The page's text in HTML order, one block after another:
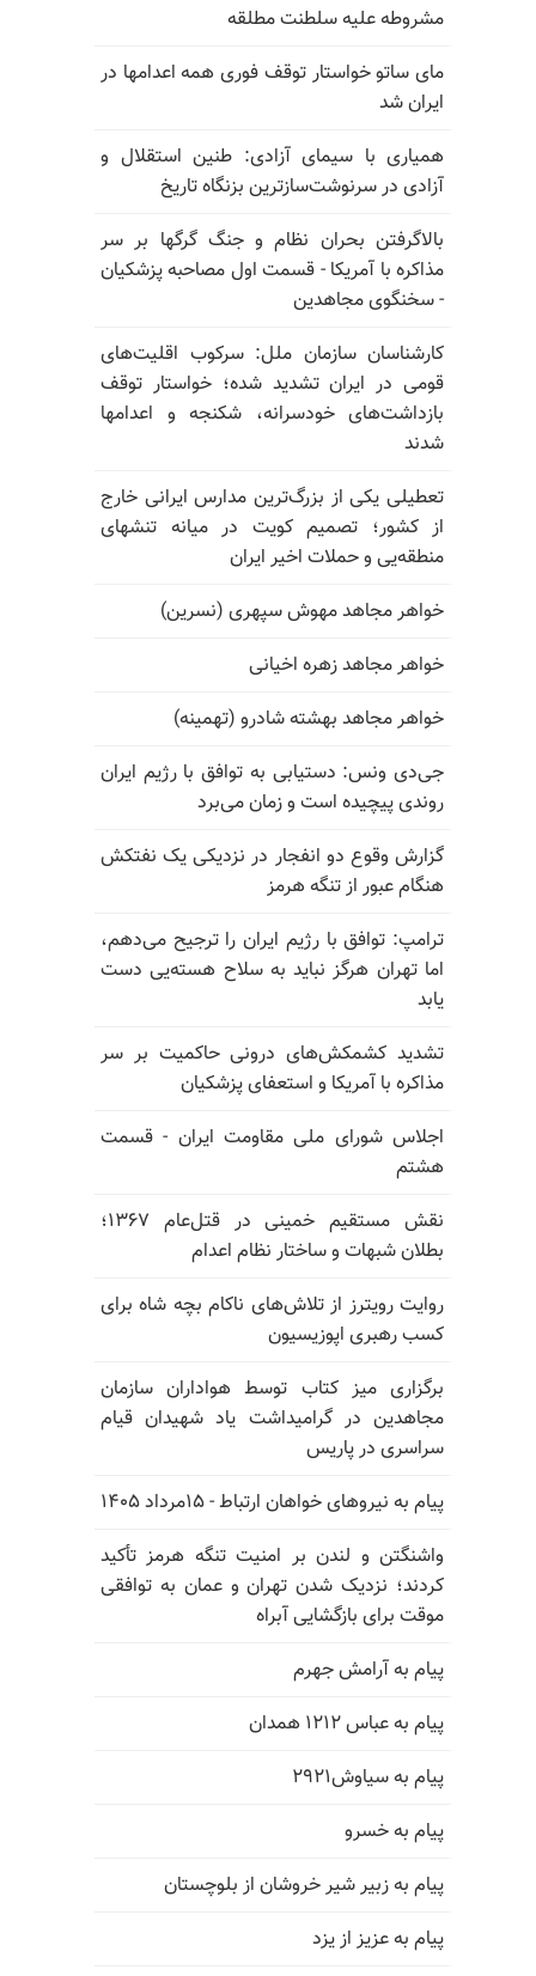
مشروطه علیه سلطنت مطلقه
مای ساتو خواستار توقف فوری همه اعدامها در
ایران شد
همیاری با سیمای آزادی: طنین استقلال و
آزادی در سرنوشت‌سازترین بزنگاه تاریخ
بالا‌گرفتن بحران نظام و جنگ گرگها بر سر
مذاکره با آمریکا - قسمت اول مصاحبه پزشکیان
- سخنگوی مجاهدین
کارشناسان سازمان ملل: سرکوب اقلیت‌های
قومی در ایران تشدید شده؛ خواستار توقف
بازداشت‌های خودسرانه، شکنجه و اعدامها
شدند
تعطیلی یکی از بزرگ‌ترین مدارس ایرانی خارج
از کشور؛ تصمیم کویت در میانه تنشهای
منطقه‌یی و حملات اخیر ایران
خواهر مجاهد مهوش سپهری (نسرین)
خواهر مجاهد زهره اخیانی
خواهر مجاهد بهشته شادرو (تهمینه)
جی‌دی ونس: دستیابی به توافق با رژیم ایران
روندی پیچیده است و زمان می‌برد
گزارش وقوع دو انفجار در نزدیکی یک نفتکش
هنگام عبور از تنگه هرمز
ترامپ: توافق با رژیم ایران را ترجیح می‌دهم،
اما تهران هرگز نباید به سلاح هسته‌یی دست
یابد
تشدید کشمکش‌های درونی حاکمیت بر سر
مذاکره با آمریکا و استعفای پزشکیان
اجلاس شورای ملی مقاومت ایران - قسمت
هشتم
نقش مستقیم خمینی در قتل‌عام ۱۳۶۷؛
بطلان شبهات و ساختار نظام اعدام
روایت رویترز از تلاش‌های ناکام بچه شاه برای
کسب رهبری اپوزیسیون
برگزاری میز کتاب توسط هواداران سازمان
مجاهدین در گرامیداشت یاد شهیدان قیام
سراسری در پاریس
پیام به نیروهای خواهان ارتباط - ۱۵مرداد ۱۴۰۵
واشنگتن و لندن بر امنیت تنگه هرمز تأکید
کردند؛ نزدیک شدن تهران و عمان به توافقی
موقت برای بازگشایی آبراه
پیام به آرامش جهرم
پیام به عباس ۱۲۱۲ همدان
پیام به سیاوش۲۹۲۱
پیام به خسرو
پیام به زبیر شیر خروشان از بلوچستان
پیام به عزیز از یزد